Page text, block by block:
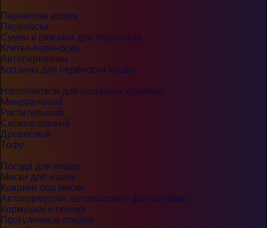
Перевозка кошек
Переноски
Сумки и рюкзаки для переноски
Клетки-переноски
Автоперевозки
Корзины для переноски кошек
Наполнители для кошачьих туалетов
Минеральный
Растительный
Силикагелевый
Древесный
Тофу
Посуда для кошек
Миски для кошек
Коврики под миски
Автокормушки, автопоилки и фонтанчики
Кормушки и поилки
Прогулочные поилки